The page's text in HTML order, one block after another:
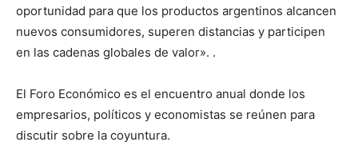
oportunidad para que los productos argentinos alcancen
nuevos consumidores, superen distancias y participen
en las cadenas globales de valor». .
El Foro Económico es el encuentro anual donde los
empresarios, políticos y economistas se reúnen para
discutir sobre la coyuntura.